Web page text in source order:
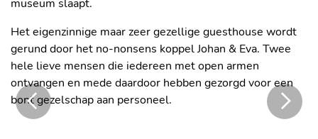
museum slaapt.
Het eigenzinnige maar zeer gezellige guesthouse wordt
gerund door het no-nonsens koppel Johan & Eva. Twee
hele lieve mensen die iedereen met open armen
ontvangen en mede daardoor hebben gezorgd voor een
bont gezelschap aan personeel.
Adembenemende natuur